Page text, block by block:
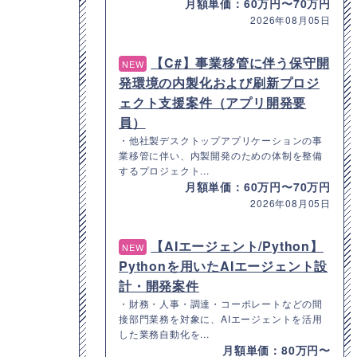
月額単価：60万円〜70万円
2026年08月05日
NEW
【C#】事業移管に伴う保守開
発環境の内製化および刷新プロジ
ェクト支援案件（アプリ開発要
員）
・他社製デスクトップアプリケーションの事
業移管に伴い、内製開発のための体制を整備
するプロジェクト...
月額単価：60万円〜70万円
2026年08月05日
NEW
【AIエージェント/Python】
Pythonを用いたAIエージェント設
計・開発案件
・財務・人事・調達・コーポレートなどの間
接部門業務を対象に、AIエージェントを活用
した業務自動化を...
月額単価：80万円〜